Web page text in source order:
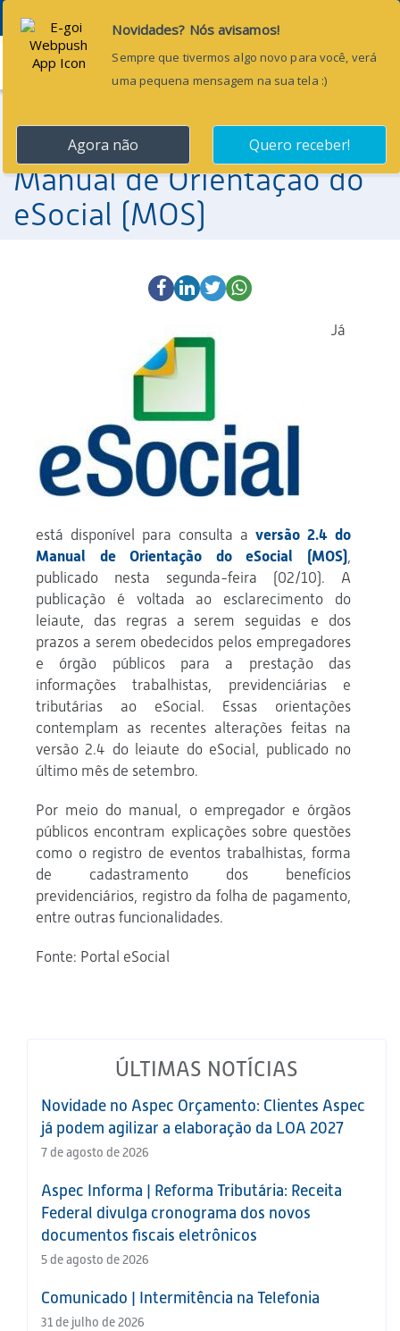
Menu
Publicada nova versão do
Manual de Orientação do
eSocial (MOS)
Já
está disponível para consulta a versão 2.4 do
Manual de Orientação do eSocial (MOS),
publicado nesta segunda-feira (02/10). A
publicação é voltada ao esclarecimento do
leiaute, das regras a serem seguidas e dos
prazos a serem obedecidos pelos empregadores
e órgão públicos para a prestação das
informações trabalhistas, previdenciárias e
tributárias ao eSocial. Essas orientações
contemplam as recentes alterações feitas na
versão 2.4 do leiaute do eSocial, publicado no
último mês de setembro.
Por meio do manual, o empregador e órgãos
públicos encontram explicações sobre questões
como o registro de eventos trabalhistas, forma
de cadastramento dos benefícios
previdenciários, registro da folha de pagamento,
entre outras funcionalidades.
Fonte: Portal eSocial
ÚLTIMAS NOTÍCIAS
Novidade no Aspec Orçamento: Clientes Aspec
já podem agilizar a elaboração da LOA 2027
7 de agosto de 2026
Aspec Informa | Reforma Tributária: Receita
Federal divulga cronograma dos novos
documentos fiscais eletrônicos
5 de agosto de 2026
Comunicado | Intermitência na Telefonia
31 de julho de 2026